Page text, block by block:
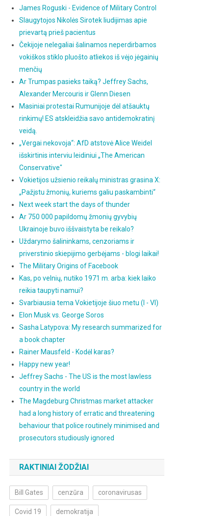
James Roguski - Evidence of Military Control
Slaugytojos Nikolės Sirotek liudijimas apie
prievartą prieš pacientus
Čekijoje nelegaliai šalinamos neperdirbamos
vokiškos stiklo pluošto atliekos iš vėjo jėgainių
menčių
Ar Trumpas pasieks taiką? Jeffrey Sachs,
Alexander Mercouris ir Glenn Diesen
Masiniai protestai Rumunijoje dėl atšauktų
rinkimų! ES atskleidžia savo antidemokratinį
veidą.
„Vergai nekovoja“: AfD atstovė Alice Weidel
išskirtinis interviu leidiniui „The American
Conservative"
Vokietijos užsienio reikalų ministras grasina X:
„Pažįstu žmonių, kuriems galiu paskambinti“
Next week start the days of thunder
Ar 750 000 papildomų žmonių gyvybių
Ukrainoje buvo iššvaistyta be reikalo?
Uždarymo šalininkams, cenzoriams ir
priverstinio skiepijimo gerbėjams - blogi laikai!
The Military Origins of Facebook
Kas, po velnių, nutiko 1971 m. arba: kiek laiko
reikia taupyti namui?
Svarbiausia tema Vokietijoje šiuo metu (I - VI)
Elon Musk vs. George Soros
Sasha Latypova: My research summarized for
a book chapter
Rainer Mausfeld - Kodėl karas?
Happy new year!
Jeffrey Sachs - The US is the most lawless
country in the world
The Magdeburg Christmas market attacker
had a long history of erratic and threatening
behaviour that police routinely minimised and
prosecutors studiously ignored
RAKTINIAI ŽODŽIAI
Bill Gates cenzūra coronavirusas
Covid 19 demokratija